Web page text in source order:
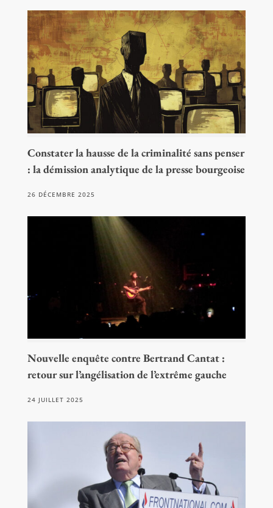
Constater la hausse de la criminalité sans penser
: la démission analytique de la presse bourgeoise
26 DÉCEMBRE 2025
Nouvelle enquête contre Bertrand Cantat :
retour sur l’angélisation de l’extrême gauche
24 JUILLET 2025